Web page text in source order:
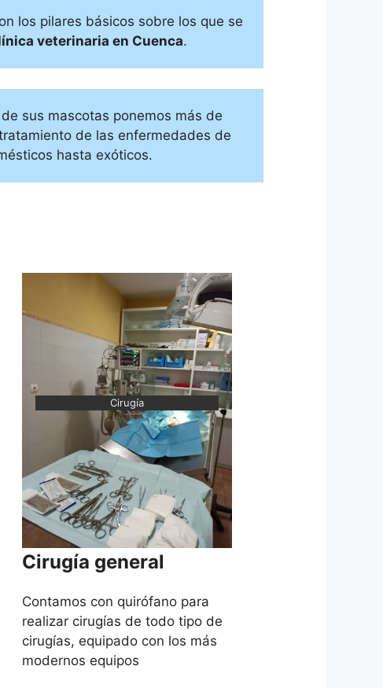
los pilares básicos sobre los que se
veterinaria en Cuenca.
sus mascotas ponemos más de
de las enfermedades de
hasta exóticos.
Cirugía
Cirugía general
Contamos con quirófano para
realizar cirugías de todo tipo de
cirugías, equipado con los más
modernos equipos